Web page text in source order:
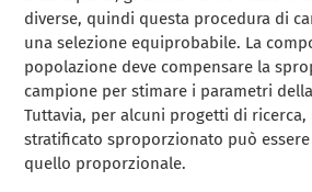
diverse, quindi questa procedura di
una selezione equiprobabile. La
popolazione deve compensare la
campione per stimare i parametri
Tuttavia, per alcuni progetti di
stratificato sproporzionato può
quello proporzionale.